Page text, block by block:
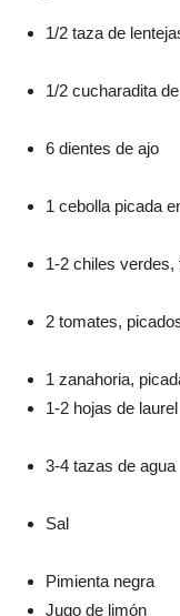
1/2 taza de
1/2 cucharadita
6 dientes de ajo
1 cebolla picada
1-2 chiles verdes,
2 tomates,
1 zanahoria,
1-2 hojas de laurel
3-4 tazas de agua
Sal
Pimienta negra
Jugo de limón